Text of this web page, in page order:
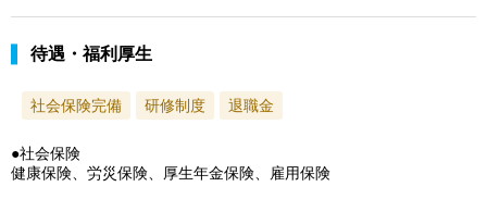
待遇・福利厚生
社会保険完備 研修制度 退職金
●社会保険
健康保険、労災保険、厚生年金保険、雇用保険